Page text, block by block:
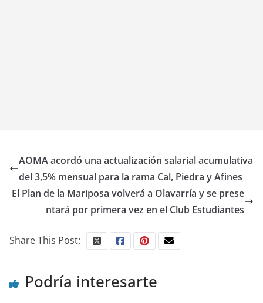
AOMA acordó una actualización salarial acumulativa
del 3,5% mensual para la rama Cal, Piedra y Afines
El Plan de la Mariposa volverá a Olavarría y se prese
ntará por primera vez en el Club Estudiantes
Share This Post:
Podría interesarte